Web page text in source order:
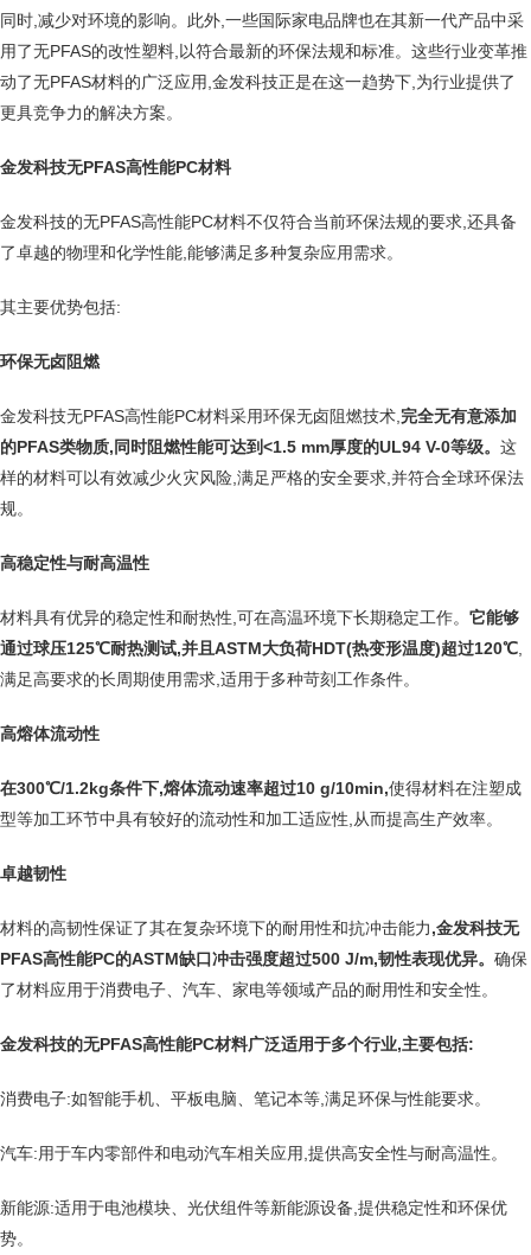
同时,减少对环境的影响。此外,一些国际家电品牌也在其新一代产品中采
用了无PFAS的改性塑料,以符合最新的环保法规和标准。这些行业变革推
动了无PFAS材料的广泛应用,金发科技正是在这一趋势下,为行业提供了
更具竞争力的解决方案。
金发科技无PFAS高性能PC材料
金发科技的无PFAS高性能PC材料不仅符合当前环保法规的要求,还具备
了卓越的物理和化学性能,能够满足多种复杂应用需求。
其主要优势包括:
环保无卤阻燃
金发科技无PFAS高性能PC材料采用环保无卤阻燃技术, 完全无有意添加
的PFAS类物质,同时阻燃性能可达到<1.5 mm厚度的UL94 V-0等级。 这
样的材料可以有效减少火灾风险,满足严格的安全要求,并符合全球环保法
规。
高稳定性与耐高温性
材料具有优异的稳定性和耐热性,可在高温环境下长期稳定工作。 它能够
通过球压125℃耐热测试,并且ASTM大负荷HDT(热变形温度)超过120℃
满足高要求的长周期使用需求,适用于多种苛刻工作条件。
高熔体流动性
在300℃/1.2kg条件下,熔体流动速率超过10 g/10min,使得材料在注塑成
型等加工环节中具有较好的流动性和加工适应性,从而提高生产效率。
卓越韧性
材料的高韧性保证了其在复杂环境下的耐用性和抗冲击能力,金发科技无
PFAS高性能PC的ASTM缺口冲击强度超过500 J/m,韧性表现优异。 确保
了材料应用于消费电子、汽车、家电等领域产品的耐用性和安全性。
金发科技的无PFAS高性能PC材料广泛适用于多个行业,主要包括:
消费电子:如智能手机、平板电脑、笔记本等,满足环保与性能要求。
汽车:用于车内零部件和电动汽车相关应用,提供高安全性与耐高温性。
新能源:适用于电池模块、光伏组件等新能源设备,提供稳定性和环保优
势。